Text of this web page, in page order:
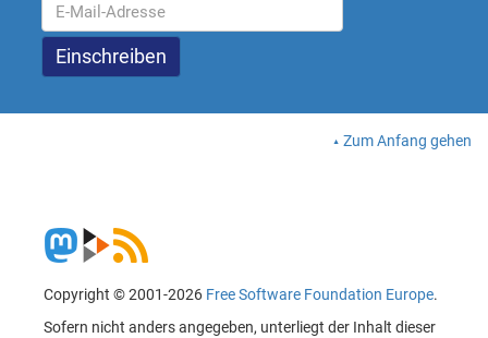
Zum Anfang gehen
Copyright © 2001-2026 Free Software Foundation Europe.
Sofern nicht anders angegeben, unterliegt der Inhalt dieser